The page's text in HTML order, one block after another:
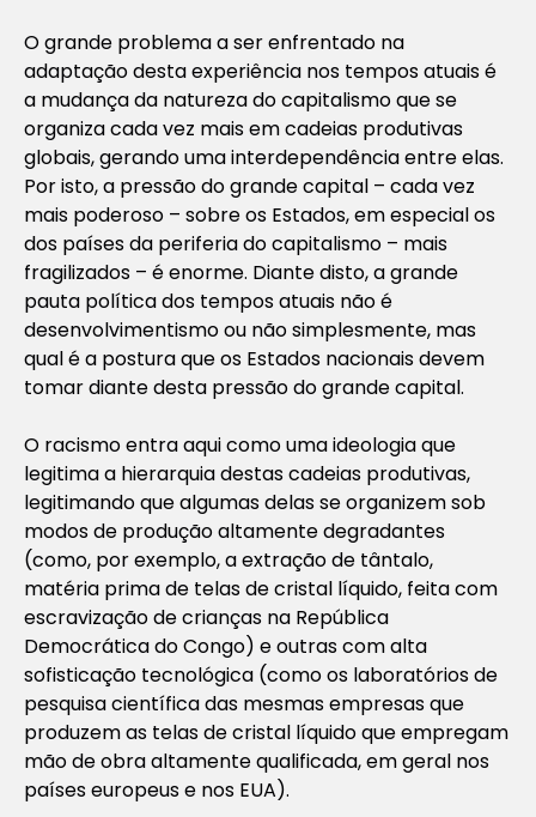
O grande problema a ser enfrentado na
adaptação desta experiência nos tempos atuais é
a mudança da natureza do capitalismo que se
organiza cada vez mais em cadeias produtivas
globais, gerando uma interdependência entre elas.
Por isto, a pressão do grande capital – cada vez
mais poderoso – sobre os Estados, em especial os
dos países da periferia do capitalismo – mais
fragilizados – é enorme. Diante disto, a grande
pauta política dos tempos atuais não é
desenvolvimentismo ou não simplesmente, mas
qual é a postura que os Estados nacionais devem
tomar diante desta pressão do grande capital.
O racismo entra aqui como uma ideologia que
legitima a hierarquia destas cadeias produtivas,
legitimando que algumas delas se organizem sob
modos de produção altamente degradantes
(como, por exemplo, a extração de tântalo,
matéria prima de telas de cristal líquido, feita com
escravização de crianças na República
Democrática do Congo) e outras com alta
sofisticação tecnológica (como os laboratórios de
pesquisa científica das mesmas empresas que
produzem as telas de cristal líquido que empregam
mão de obra altamente qualificada, em geral nos
países europeus e nos EUA).